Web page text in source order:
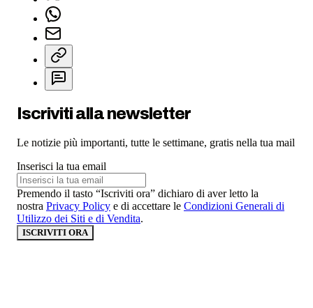
Iscriviti alla newsletter
Le notizie più importanti, tutte le settimane, gratis nella tua mail
Inserisci la tua email
Premendo il tasto “Iscriviti ora” dichiaro di aver letto la
nostra Privacy Policy e di accettare le Condizioni Generali di
Utilizzo dei Siti e di Vendita.
ISCRIVITI ORA